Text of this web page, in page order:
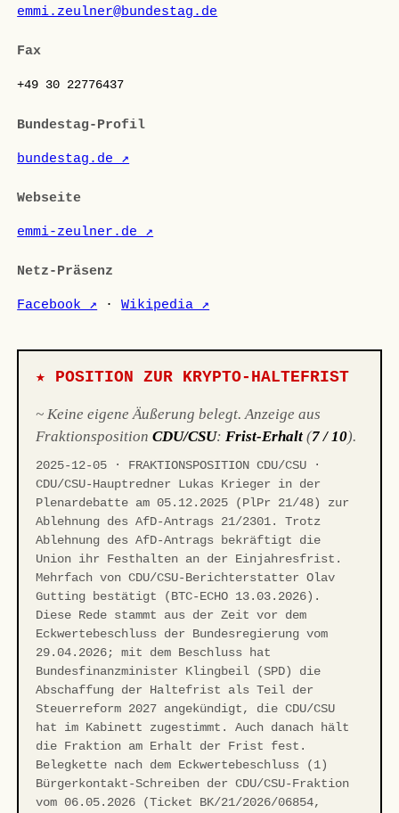
emmi.zeulner@bundestag.de
Fax
+49 30 22776437
Bundestag-Profil
bundestag.de ↗
Webseite
emmi-zeulner.de ↗
Netz-Präsenz
Facebook ↗ ·Wikipedia ↗
★ POSITION ZUR KRYPTO-HALTEFRIST
~ Keine eigene Äußerung belegt. Anzeige aus
FraktionspositionCDU/CSU:Frist-Erhalt (7 / 10).
2025-12-05 · FRAKTIONSPOSITION CDU/CSU ·
CDU/CSU-Hauptredner Lukas Krieger in der
Plenardebatte am 05.12.2025 (PlPr 21/48) zur
Ablehnung des AfD-Antrags 21/2301. Trotz
Ablehnung des AfD-Antrags bekräftigt die
Union ihr Festhalten an der Einjahresfrist.
Mehrfach von CDU/CSU-Berichterstatter Olav
Gutting bestätigt (BTC-ECHO 13.03.2026).
Diese Rede stammt aus der Zeit vor dem
Eckwertebeschluss der Bundesregierung vom
29.04.2026; mit dem Beschluss hat
Bundesfinanzminister Klingbeil (SPD) die
Abschaffung der Haltefrist als Teil der
Steuerreform 2027 angekündigt, die CDU/CSU
hat im Kabinett zugestimmt. Auch danach hält
die Fraktion am Erhalt der Frist fest.
Belegkette nach dem Eckwertebeschluss (1)
Bürgerkontakt-Schreiben der CDU/CSU-Fraktion
vom 06.05.2026 (Ticket BK/21/2026/06854,